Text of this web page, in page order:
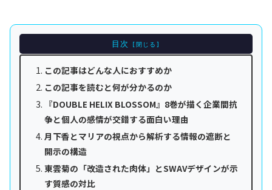
目次
この記事はどんな人におすすめか
この記事を読むと何が分かるのか
『DOUBLE HELIX BLOSSOM』8巻が描く企業間抗
争と個人の感情が交錯する面白い理由
月下香とマリアの視点から解析する情報の遮断と
開示の構造
東雲菊の「改造された肉体」とSWAVデザインが示
す質感の対比